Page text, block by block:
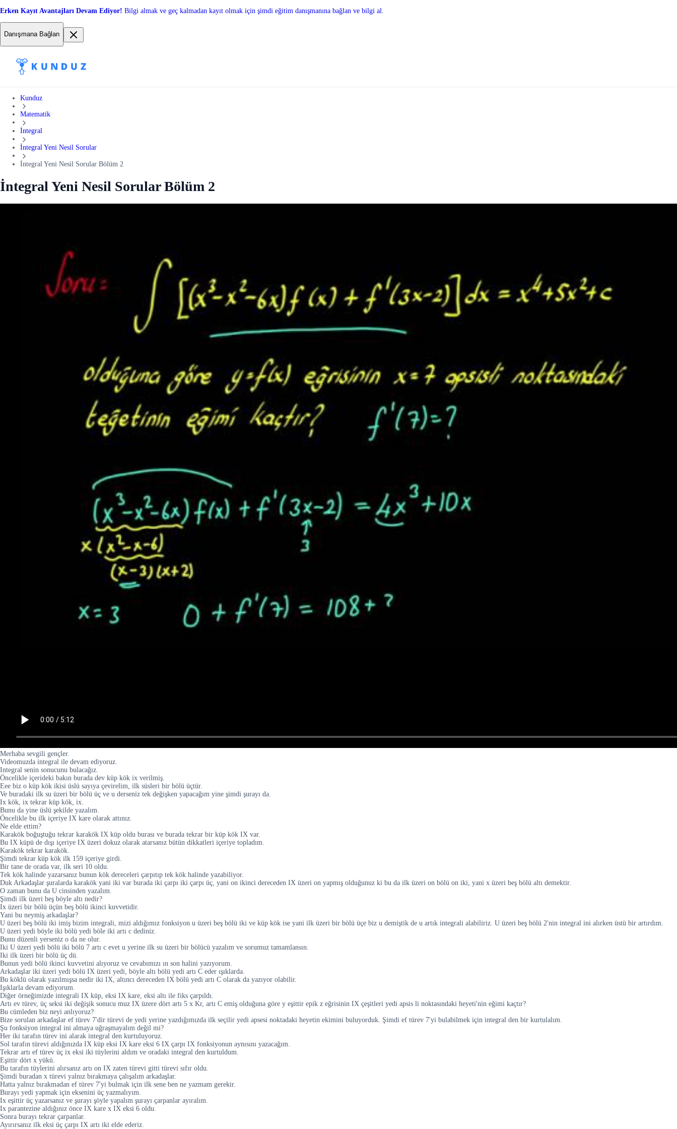
Erken Kayıt Avantajları Devam Ediyor! Bilgi almak ve geç kalmadan kayıt olmak için şimdi eğitim danışmanına bağlan ve bilgi al.
Danışmana Bağlan
Kunduz
Matematik
İntegral
İntegral Yeni Nesil Sorular
İntegral Yeni Nesil Sorular Bölüm 2
İntegral Yeni Nesil Sorular Bölüm 2
Merhaba sevgili gençler.
Videomuzda integral ile devam ediyoruz.
Integral senin sonucunu bulacağız.
Öncelikle içerideki bakın burada dev küp kök ix verilmiş.
Eee biz o küp kök ikisi üslü sayıya çevirelim, ilk süsleri bir bölü üçtür.
Ve buradaki ilk su üzeri bir bölü üç ve u derseniz tek değişken yapacağım yine şimdi şurayı da.
Ix kök, ix tekrar küp kök, ix.
Bunu da yine üslü şekilde yazalım.
Öncelikle bu ilk içeriye IX kare olarak attınız.
Ne elde ettim?
Karakök boğuştuğu tekrar karakök IX küp oldu burası ve burada tekrar bir küp kök IX var.
Bu IX küpü de dışı içeriye IX üzeri dokuz olarak atarsanız bütün dikkatleri içeriye topladım.
Karakök tekrar karakök.
Şimdi tekrar küp kök ilk 159 içeriye girdi.
Bir tane de orada var, ilk seri 10 oldu.
Tek kök halinde yazarsanız bunun kök dereceleri çarpıtıp tek kök halinde yazabiliyor.
Duk Arkadaşlar şuralarda karakök yani iki var burada iki çarpı iki çarpı üç, yani on ikinci dereceden IX üzeri on yapmış olduğunuz ki bu da ilk üzeri on bölü on iki, yani x üzeri beş bölü altı demektir.
O zaman bunu da U cinsinden yazalım.
Şimdi ilk üzeri beş böyle altı nedir?
Ix üzeri bir bölü üçün beş bölü ikinci kuvvetidir.
Yani bu neymiş arkadaşlar?
U üzeri beş bölü iki imiş bizim integrali, mizi aldığımız fonksiyon u üzeri beş bölü iki ve küp kök ise yani ilk üzeri bir bölü üçe biz u demiştik de u artık integrali alabiliriz. U üzeri beş bölü 2'nin integral ini alırken üstü bir artırdım.
U üzeri yedi böyle iki bölü yedi böle iki artı c dediniz.
Bunu düzenli yerseniz o da ne olur.
Iki U üzeri yedi bölü iki bölü 7 artı c evet u yerine ilk su üzeri bir bölücü yazalım ve sorumuz tamamlansın.
Iki ilk üzeri bir bölü üç dü.
Bunun yedi bölü ikinci kuvvetini alıyoruz ve cevabımızı ın son halini yazıyorum.
Arkadaşlar iki üzeri yedi bölü IX üzeri yedi, böyle altı bölü yedi artı C eder ışıklarda.
Bu köklü olarak yazılmışsa nedir iki IX, altıncı dereceden IX bölü yedi artı C olarak da yazıyor olabilir.
Işıklarla devam ediyorum.
Diğer örneğimizde integrali IX küp, eksi IX kare, eksi altı ile fiks çarpıldı.
Artı ev türev, üç seksi iki değişik sonucu muz IX üzere dört artı 5 x Kr, artı C emiş olduğuna göre y eşittir epik z eğrisinin IX çeşitleri yedi apsis li noktasındaki heyeti'nin eğimi kaçtır?
Bu cümleden biz neyi anlıyoruz?
Bize sorulan arkadaşlar ef türev 7'dir türevi de yedi yerine yazdığımızda ilk seçilir yedi apsesi noktadaki heyetin ekimini buluyorduk. Şimdi ef türev 7'yi bulabilmek için integral den bir kurtulalım.
Şu fonksiyon integral ini almaya uğraşmayalım değil mi?
Her iki tarafın türev ini alarak integral den kurtuluyoruz.
Sol tarafın türevi aldığınızda IX küp eksi IX kare eksi 6 IX çarpı IX fonksiyonun aynısını yazacağım.
Tekrar artı ef türev üç ix eksi iki tüylerini aldım ve oradaki integral den kurtuldum.
Eşittir dört x yükü.
Bu tarafın tüylerini alırsanız artı on IX zaten türevi gitti türevi sıfır oldu.
Şimdi buradan x türevi yalnız bırakmaya çalışalım arkadaşlar.
Hatta yalnız bırakmadan ef türev 7'yi bulmak için ilk sene ben ne yazmam gerekir.
Burayı yedi yapmak için eksenini üç yazmalıyım.
Ix eşittir üç yazarsanız ve şurayı şöyle yapalım şurayı çarpanlar ayıralım.
Ix parantezine aldığınız önce IX kare x IX eksi 6 oldu.
Sonra burayı tekrar çarpanlar.
Ayırırsanız ilk eksi üç çarpı IX artı iki elde ederiz.